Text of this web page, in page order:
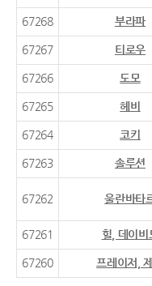
67268 부라파
67267 티로우
67266 도모
67265 헤비
67264 코키
67263 솔루션
67262 울란바타
67261 힐, 데이비
67260 프레이저,